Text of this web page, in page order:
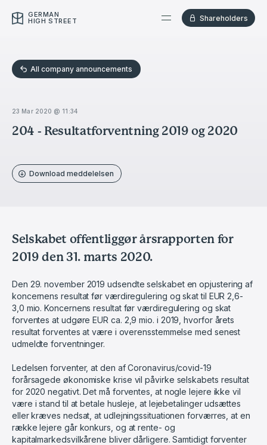
GERMAN
HIGH STREET Shareholders
All company announcements
23 Mar 2020 @ 11:34
204 - Resultatforventning 2019 og 2020
Download meddelelsen
Selskabet offentliggør årsrapporten for
2019 den 31. marts 2020.
Den 29. november 2019 udsendte selskabet en opjustering af
koncernens resultat før værdiregulering og skat til EUR 2,6-
3,0 mio. Koncernens resultat før værdiregulering og skat
forventes at udgøre EUR ca. 2,9 mio. i 2019, hvorfor årets
resultat forventes at være i overensstemmelse med senest
udmeldte forventninger.
Ledelsen forventer, at den af Coronavirus/covid-19
forårsagede økonomiske krise vil påvirke selskabets resultat
for 2020 negativt. Det må forventes, at nogle lejere ikke vil
være i stand til at betale husleje, at lejebetalinger udsættes
eller kræves nedsat, at udlejningssituationen forværres, at en
række lejere går konkurs, og at rente- og
kapitalmarkedsvilkårene bliver dårligere. Samtidigt forventer